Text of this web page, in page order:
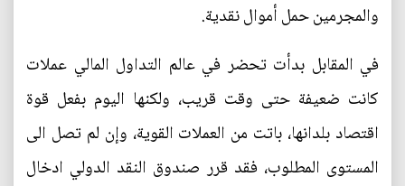
والمجرمين حمل أموال نقدية.
في المقابل بدأت تحضر في عالم التداول المالي عملات
كانت ضعيفة حتى وقت قريب، ولكنها اليوم بفعل قوة
اقتصاد بلدانها، باتت من العملات القوية، وإن لم تصل الى
المستوى المطلوب، فقد قرر صندوق النقد الدولي ادخال